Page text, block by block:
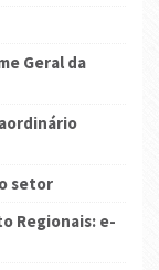
Geral da
setor
Regionais: e-